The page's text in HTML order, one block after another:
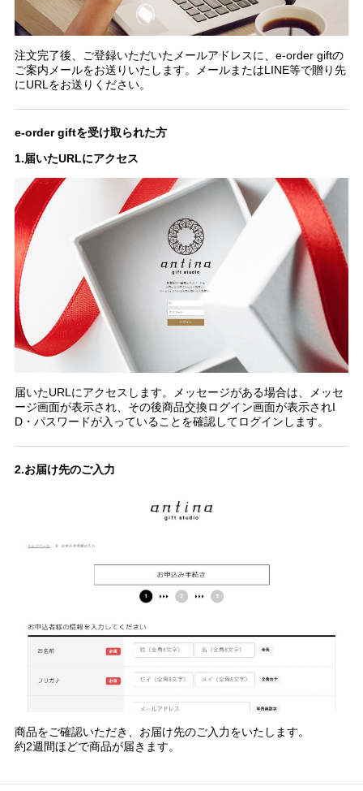
注文完了後、ご登録いただいたメールアドレスに、e-order giftの
ご案内メールをお送りいたします。メールまたはLINE等で贈り先
にURLをお送りください。
e-order giftを受け取られた方
1.届いたURLにアクセス
届いたURLにアクセスします。メッセージがある場合は、メッセ
ージ画面が表示され、その後商品交換ログイン画面が表示されI
D・パスワードが入っていることを確認してログインします。
2.お届け先のご入力
商品をご確認いただき、お届け先のご入力をいたします。
約2週間ほどで商品が届きます。